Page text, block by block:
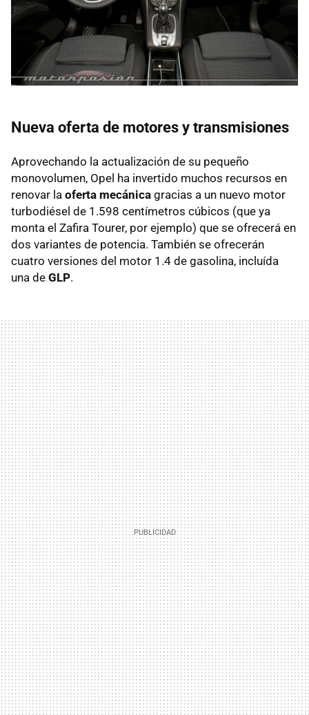
Nueva oferta de motores y transmisiones
Aprovechando la actualización de su pequeño
monovolumen, Opel ha invertido muchos recursos en
renovar la oferta mecánica gracias a un nuevo motor
turbodiésel de 1.598 centímetros cúbicos (que ya
monta el Zafira Tourer, por ejemplo) que se ofrecerá en
dos variantes de potencia. También se ofrecerán
cuatro versiones del motor 1.4 de gasolina, incluída
una de GLP.